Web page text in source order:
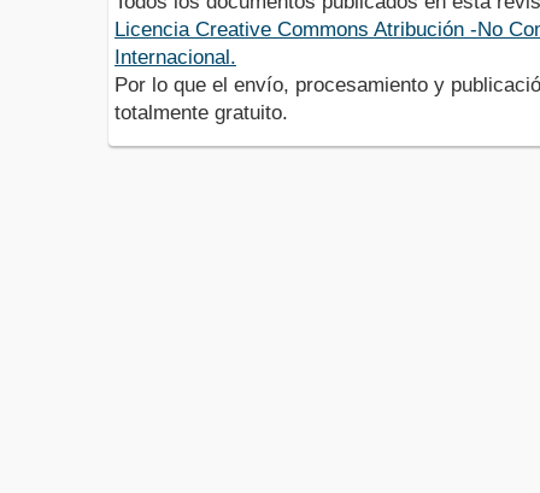
Licencia Creative Commons Atribución -No
Internacional.
Por lo que el envío, procesamiento y
totalmente gratuito.